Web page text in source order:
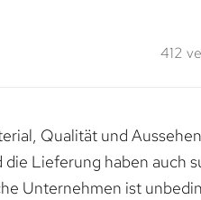
412
Qualität und
die Lieferung haben auch
Unternehmen ist